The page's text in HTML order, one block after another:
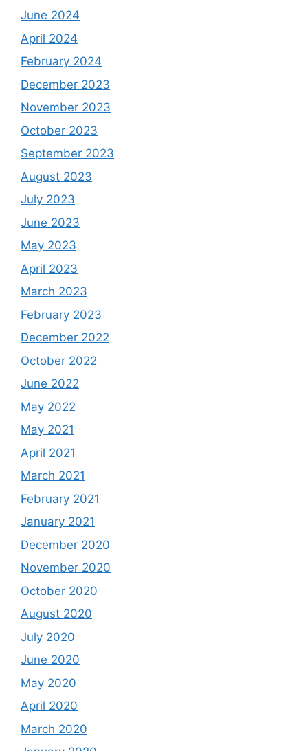
June 2024
April 2024
February 2024
December 2023
November 2023
October 2023
September 2023
August 2023
July 2023
June 2023
May 2023
April 2023
March 2023
February 2023
December 2022
October 2022
June 2022
May 2022
May 2021
April 2021
March 2021
February 2021
January 2021
December 2020
November 2020
October 2020
August 2020
July 2020
June 2020
May 2020
April 2020
March 2020